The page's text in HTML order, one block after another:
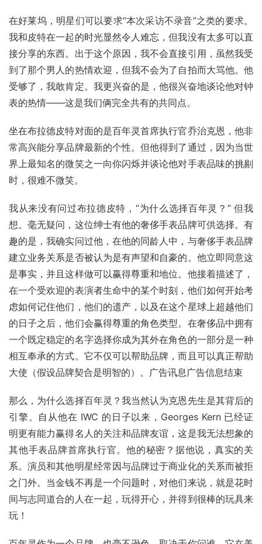
在好莱坞，明星们可以要求“本次采访不录音”之类的要求。
我和皮特在一起的时光显然令人难忘，但我没有太多可以直
接分享的东西。出于这个原因，我不会直接引用，虽然我受
到了那个男人的热情欢迎，但我不会为了自拍而大骂他。他
受够了，我敢肯定。我更兴奋的是，他很兴奋地谈论他对钟
表的热情——这是我们俩完全共有的共同点。
坐在布拉德皮特对面的是百年灵首席执行官乔治克恩，他非
常高兴能分享品牌最新的个性。但他得到了通过，因为当世
界上最知名的微笑之一向你闪烁并谈论他对手表品味的挑剔
时，很难不微笑。
我从来没有问过布拉德皮特，“为什么选择百年灵？” 但我
想。毫无疑问，这位绅士有他的奢侈手表品牌可供选择。有
趣的是，我确实问过他，在他的同龄人中，与奢侈手表品牌
建立业务关系是否被认为是有声望和自豪的。他立即同意这
是事实，并且这样做可以赢得尊重和地位。他接着描述了，
在一个受欢迎的表演者生命中的某个时刻，他们如何开始考
虑如何记住他们，他们的遗产，以及在这个星球上超越他们
的日子之后，他们会赢得尊重的角色类型。在奢侈品中拥有
一个既定稳定的名字选择你成为其外在角色的一部分是一种
相互奉承的方式。它不仅可以帮助品牌，而且可以真正帮助
大使（假设品牌契合是明智的）。广告讯息广告信息结束
那么，为什么选择百年灵？我当然认为克恩先生是其背后的
引擎。自从他在 IWC 的日子以来，Georges Kern 已经证
明更有能力赢得名人的关注和品牌友谊，这是我无法想象的
其他手表品牌首席执行官。他的秘密？据他说，真实的关
系。演员和其他明星经常因与品牌过于商业化的关系而被拒
之门外。当金钱不再是一个问题时，对他们来说，就是花时
间与志同道合的人在一起，玩得开心，并得到很棒的玩具来
玩！